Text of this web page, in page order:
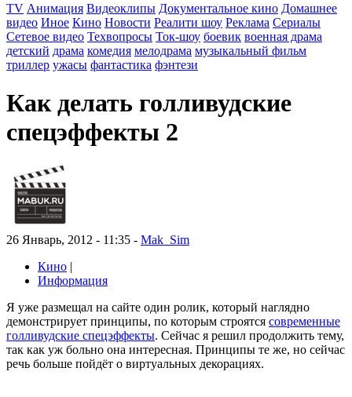
TV Анимация Видеоклипы Документальное кино Домашнее
видео Иное Кино Новости Реалити шоу Реклама Сериалы
Сетевое видео Техвопросы Ток-шоу боевик военная драма
детский драма комедия мелодрама музыкальный фильм
триллер ужасы фантастика фэнтези
Как делать голливудские
спецэффекты 2
26 Январь, 2012 - 11:35 - Mak_Sim
Кино |
Информация
Я уже размещал на сайте один ролик, который наглядно
демонстрирует принципы, по которым строятся современные
голливудские спецэффекты. Сейчас я решил продолжить тему,
так как уж больно она интересная. Принципы те же, но сейчас
речь больше пойдёт о виртуальных декорациях.